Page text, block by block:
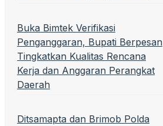
Buka Bimtek Verifikasi
Penganggaran, Bupati Berpesan
Tingkatkan Kualitas Rencana
Kerja dan Anggaran Perangkat
Daerah
Ditsamapta dan Brimob Polda